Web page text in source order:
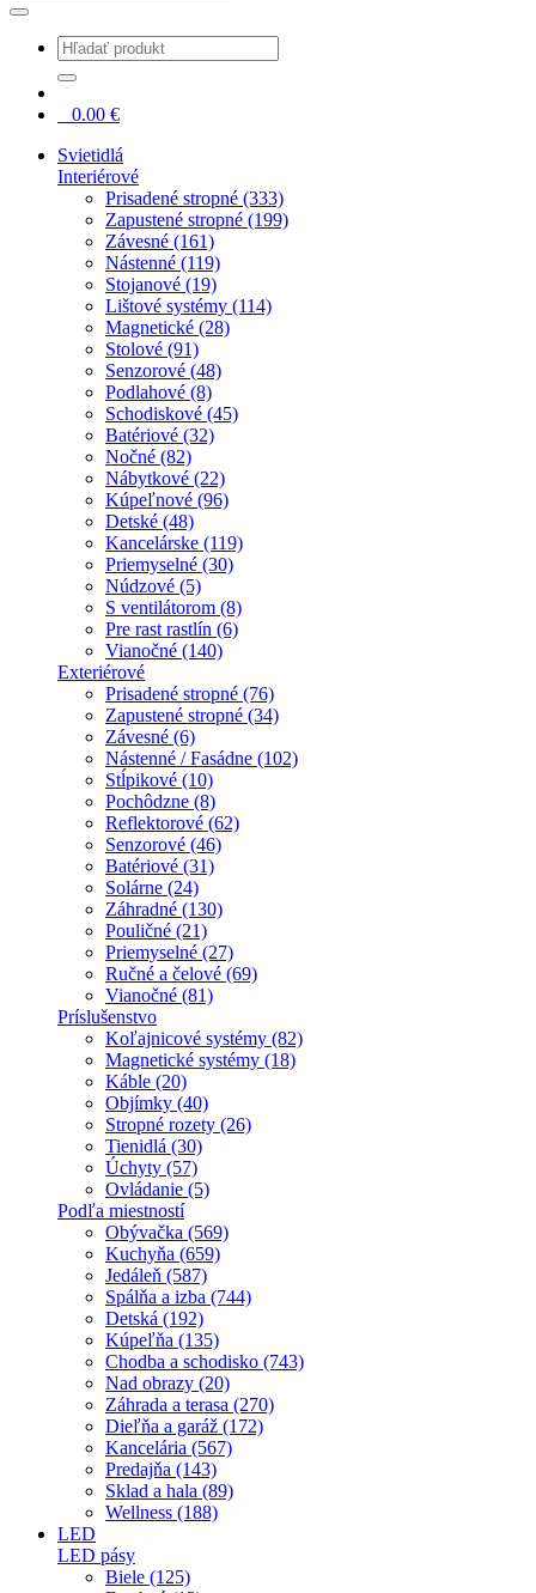
0.00 €
Svietidlá
Interiérové
Prisadené stropné (333)
Zapustené stropné (199)
Závesné (161)
Nástenné (119)
Stojanové (19)
Lištové systémy (114)
Magnetické (28)
Stolové (91)
Senzorové (48)
Podlahové (8)
Schodiskové (45)
Batériové (32)
Nočné (82)
Nábytkové (22)
Kúpeľnové (96)
Detské (48)
Kancelárske (119)
Priemyselné (30)
Núdzové (5)
S ventilátorom (8)
Pre rast rastlín (6)
Vianočné (140)
Exteriérové
Prisadené stropné (76)
Zapustené stropné (34)
Závesné (6)
Nástenné / Fasádne (102)
Stĺpikové (10)
Pochôdzne (8)
Reflektorové (62)
Senzorové (46)
Batériové (31)
Solárne (24)
Záhradné (130)
Pouličné (21)
Priemyselné (27)
Ručné a čelové (69)
Vianočné (81)
Príslušenstvo
Koľajnicové systémy (82)
Magnetické systémy (18)
Káble (20)
Objímky (40)
Stropné rozety (26)
Tienidlá (30)
Úchyty (57)
Ovládanie (5)
Podľa miestností
Obývačka (569)
Kuchyňa (659)
Jedáleň (587)
Spálňa a izba (744)
Detská (192)
Kúpeľňa (135)
Chodba a schodisko (743)
Nad obrazy (20)
Záhrada a terasa (270)
Dieľňa a garáž (172)
Kancelária (567)
Predajňa (143)
Sklad a hala (89)
Wellness (188)
LED
LED pásy
Biele (125)